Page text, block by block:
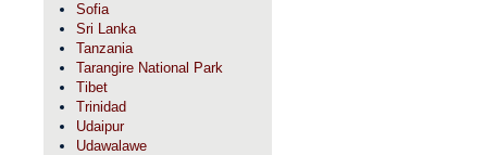
Sofia
Sri Lanka
Tanzania
Tarangire National Park
Tibet
Trinidad
Udaipur
Udawalawe